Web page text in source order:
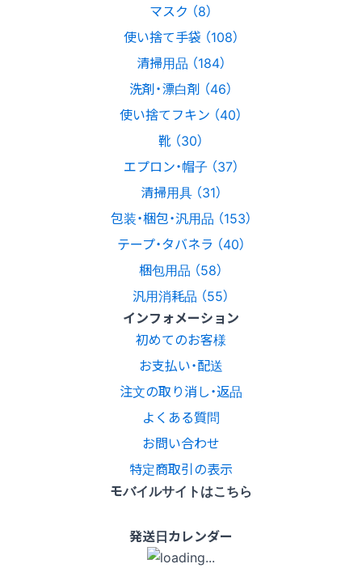
マスク （8）
使い捨て手袋 （108）
清掃用品 （184）
洗剤・漂白剤 （46）
使い捨てフキン （40）
靴 （30）
エプロン・帽子 （37）
清掃用具 （31）
包装・梱包・汎用品 （153）
テープ・タバネラ （40）
梱包用品 （58）
汎用消耗品 （55）
インフォメーション
初めてのお客様
お支払い・配送
注文の取り消し・返品
よくある質問
お問い合わせ
特定商取引の表示
モバイルサイトはこちら
発送日カレンダー